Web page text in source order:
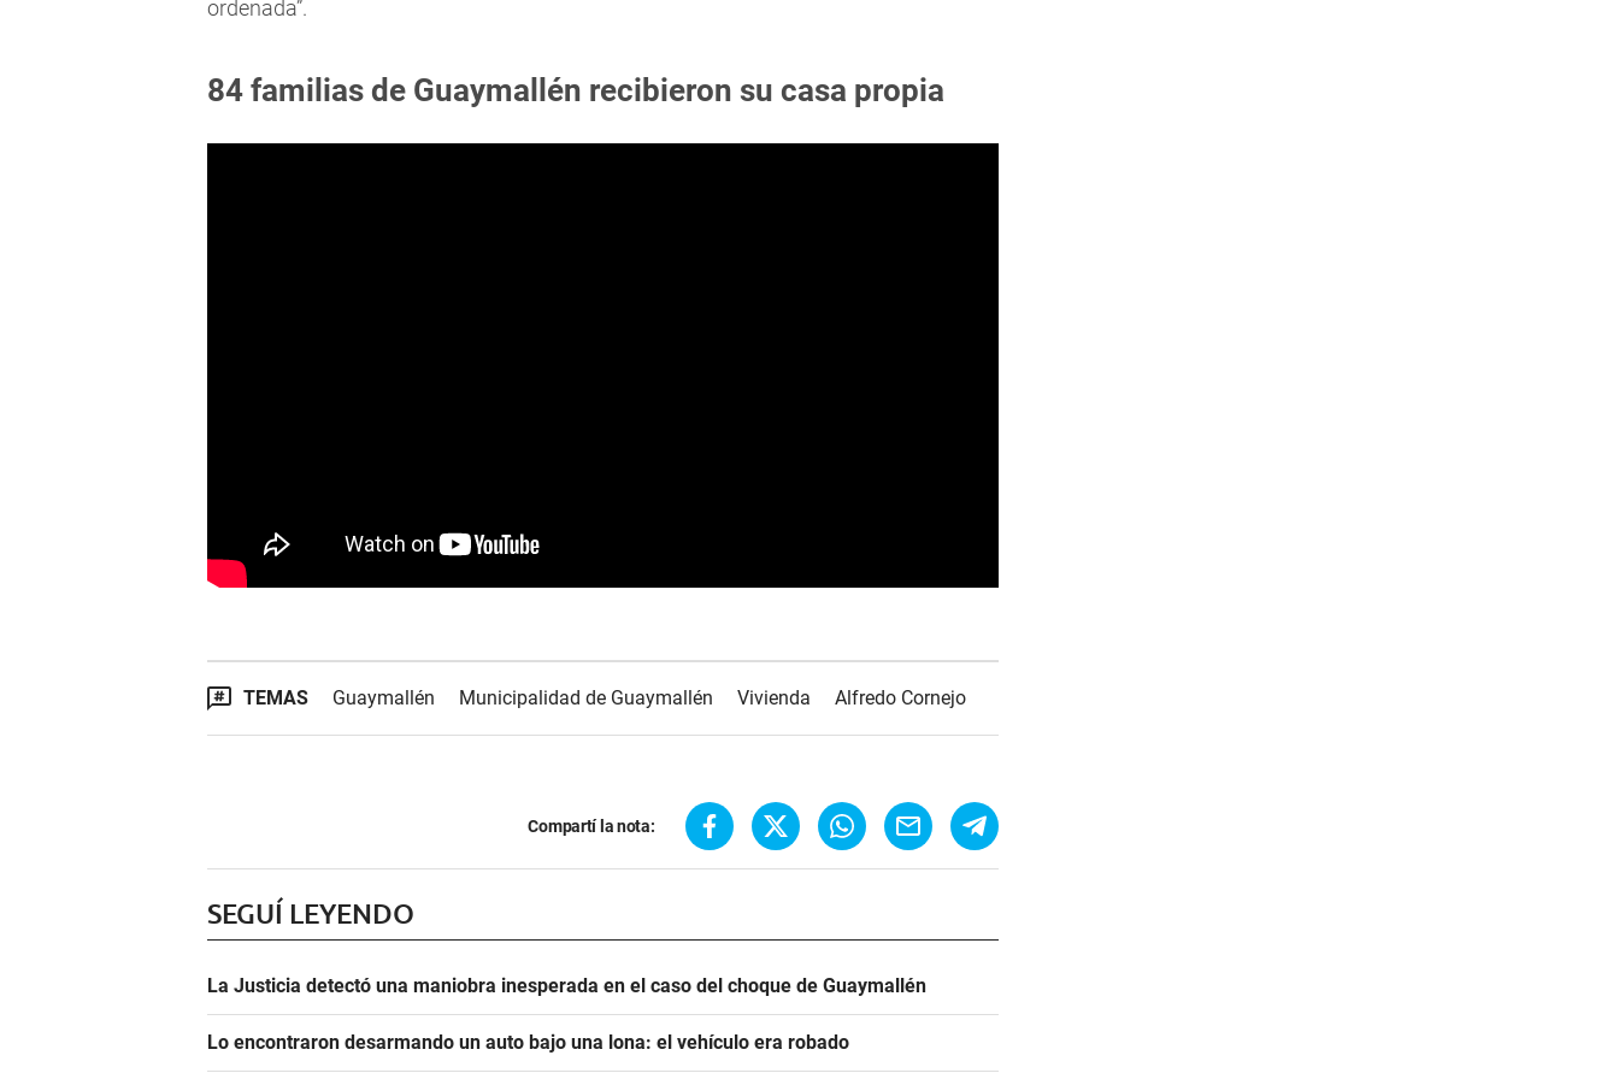
ordenada”.
84 familias de Guaymallén recibieron su casa propia
TEMAS Guaymallén Municipalidad de Guaymallén Vivienda Alfredo Cornejo
Compartí la nota:
SEGUÍ LEYENDO
La Justicia detectó una maniobra inesperada en el caso del choque de Guaymallén
Lo encontraron desarmando un auto bajo una lona: el vehículo era robado